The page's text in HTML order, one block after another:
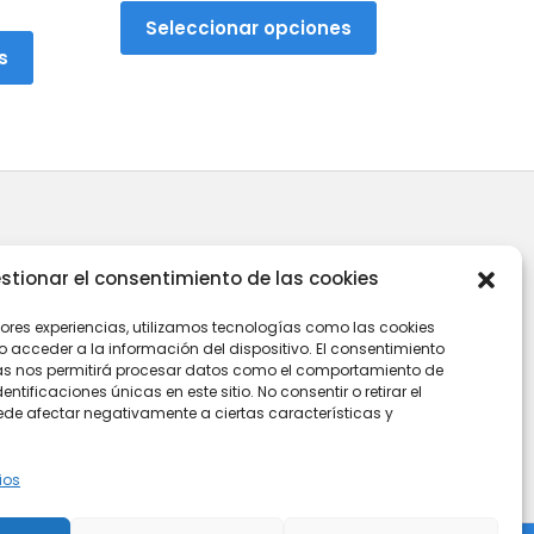
el consentimiento de las cookies
experiencias, utilizamos tecnologías como las cookies
a la información del dispositivo. El consentimiento
nos permitirá procesar datos como el comportamiento de
únicas en este sitio. No consentir o retirar el
afectar negativamente a ciertas características y
original
era:
actual
es:
Seleccionar opciones
C/ Fontenla, nº 28 – Baión –
36614 – Vilanova de Arousa
(Pontevedra)
Whatsapp: +34 628 808 439